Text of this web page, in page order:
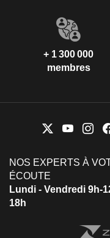
+ 1 300 000
membres
NOS EXPERTS À
ÉCOUTE
Lundi - Vendredi 9h-
18h